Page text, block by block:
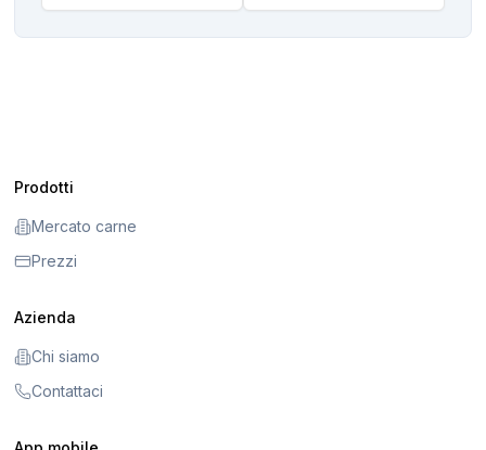
Prodotti
Mercato carne
Prezzi
Azienda
Chi siamo
Contattaci